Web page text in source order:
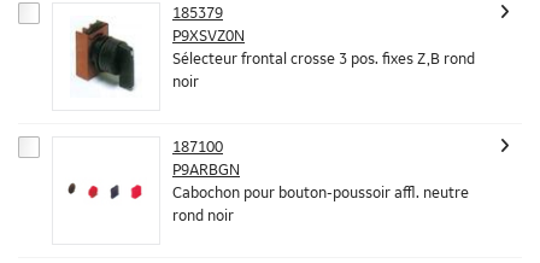
185379
P9XSVZ0N
Sélecteur frontal crosse 3 pos. fixes Z,B rond
noir
187100
P9ARBGN
Cabochon pour bouton-poussoir affl. neutre
rond noir